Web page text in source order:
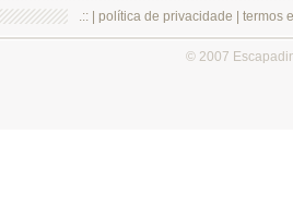
.:: | política de privacidade termos
© 2007